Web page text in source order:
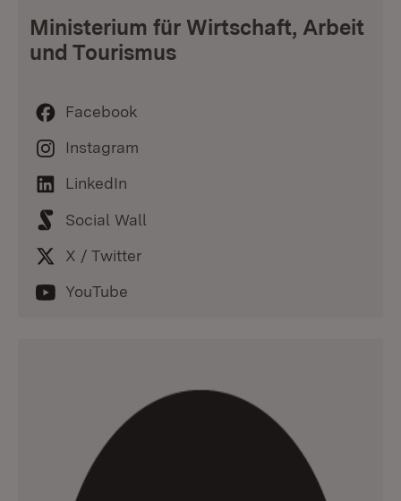
Ministerium für Wirtschaft, Arbeit
und Tourismus
Facebook
Instagram
LinkedIn
Social Wall
X / Twitter
YouTube